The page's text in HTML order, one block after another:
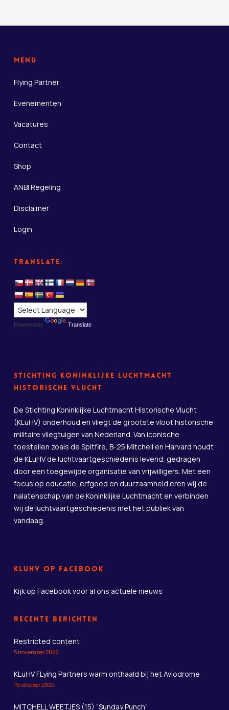
Menu
Flying Partner
Evenementen
Vacatures
Contact
Shop
ANBI Regeling
Disclaimer
Login
Translate:
Powered by Translate
Stichting Koninklijke Luchtmacht
Historische Vlucht
De Stichting Koninklijke Luchtmacht Historische Vlucht
(KLuHV) onderhoud en vliegt de grootste vloot historische
militaire vliegtuigen van Nederland. Van iconische
toestellen zoals de Spitfire, B-25 Mitchell en Harvard houdt
de KLuHV de luchtvaartgeschiedenis levend, gedragen
door een toegewijde organisatie van vrijwilligers. Met een
focus op educatie, erfgoed en duurzaamheid eren wij de
nalatenschap van de Koninklijke Luchtmacht en verbinden
wij de luchtvaartgeschiedenis met het publiek van
vandaag.
KLuHV op Facebook
Kijk op Facebookvoor al ons actuele nieuws
Recente berichten
Restricted content
5 november 2025
KLuHV FLying Partners warm onthaald bij het Aviodrome
19 oktober 2025
MITCHELL WEETJES (15) “Sunday Punch”